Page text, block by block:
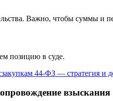
Важно, чтобы суммы и
позицию в суде.
44-ФЗ — стратегия и
взыскания